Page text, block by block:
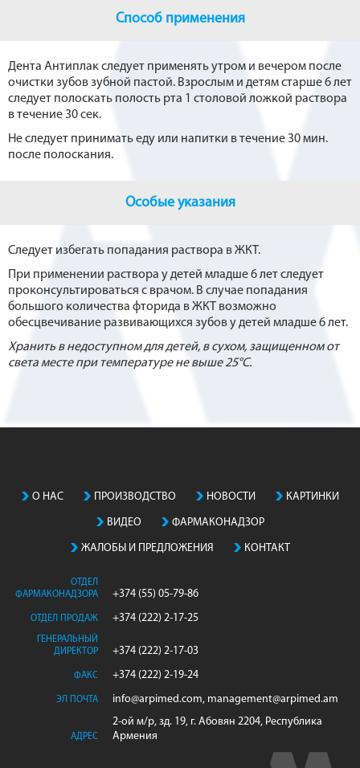
Способ применения
Дента Антиплак следует применять утром и вечером после
очистки зубов зубной пастой. Взрослым и детям старше 6 лет
следует полоскать полость рта 1 столовой ложкой раствора
в течение 30 сек.
Не следует принимать еду или напитки в течение 30 мин.
после полоскания.
Особые указания
Следует избегать попадания раствора в ЖКТ.
При применении раствора у детей младше 6 лет следует
проконсультироваться с врачом. В случае попадания
большого количества фторида в ЖКТ возможно
обесцвечивание развивающихся зубов у детей младше 6 лет.
Хранить в недоступном для детей, в сухом, защищенном от
света месте при температуре не выше 25°С.
О НАС ПРОИЗВОДСТВO НОВОСТИ КАРТИНКИ
ВИДЕО ФАРМАКОНАДЗОР
ЖАЛОБЫ И ПРЕДЛОЖЕНИЯ КОНТАКТ
ОТДЕЛ
ФАРМАКОНАДЗОРА
+374 (55) 05-79-86
ОТДЕЛ ПРОДАЖ +374 (222) 2-17-25
ГЕНЕРАЛЬНЫЙ
ДИРЕКТОР
+374 (222) 2-17-03
ФАКС +374 (222) 2-19-24
ЭЛ ПОЧТА info@arpimed.com, management@arpimed.am
АДРЕС
2-ой м/р, зд. 19, г. Абовян 2204, Республика
Армения